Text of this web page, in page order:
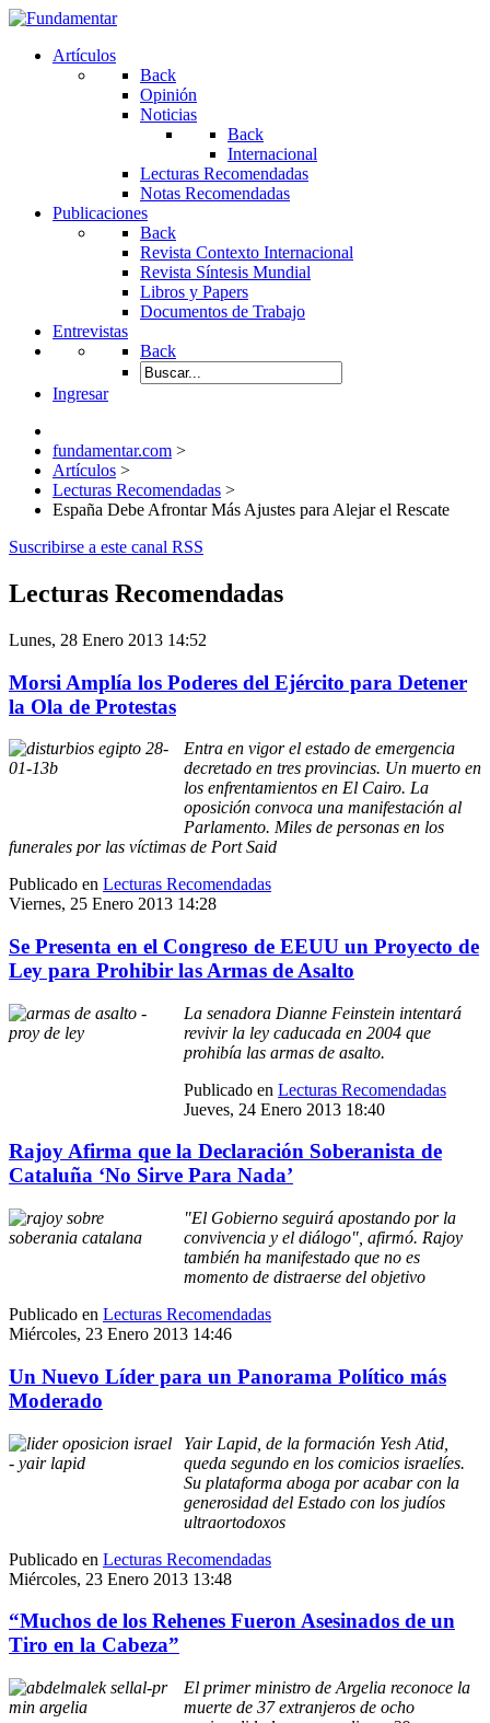
Artículos
Back
Opinión
Noticias
Back
Internacional
Lecturas Recomendadas
Notas Recomendadas
Publicaciones
Back
Revista Contexto Internacional
Revista Síntesis Mundial
Libros y Papers
Documentos de Trabajo
Entrevistas
Back
Ingresar
fundamentar.com >
Artículos >
Lecturas Recomendadas >
España Debe Afrontar Más Ajustes para Alejar el Rescate
Suscribirse a este canal RSS
Lecturas Recomendadas
Lunes, 28 Enero 2013 14:52
Morsi Amplía los Poderes del Ejército para Detener
la Ola de Protestas
Entra en vigor el estado de emergencia
decretado en tres provincias. Un muerto en
los enfrentamientos en El Cairo. La
oposición convoca una manifestación al
Parlamento. Miles de personas en los
funerales por las víctimas de Port Said
Publicado en Lecturas Recomendadas
Viernes, 25 Enero 2013 14:28
Se Presenta en el Congreso de EEUU un Proyecto de
Ley para Prohibir las Armas de Asalto
La senadora Dianne Feinstein intentará
revivir la ley caducada en 2004 que
prohibía las armas de asalto.
Publicado en Lecturas Recomendadas
Jueves, 24 Enero 2013 18:40
Rajoy Afirma que la Declaración Soberanista de
Cataluña ‘No Sirve Para Nada’
"El Gobierno seguirá apostando por la
convivencia y el diálogo", afirmó. Rajoy
también ha manifestado que no es
momento de distraerse del objetivo
Publicado en Lecturas Recomendadas
Miércoles, 23 Enero 2013 14:46
Un Nuevo Líder para un Panorama Político más
Moderado
Yair Lapid, de la formación Yesh Atid,
queda segundo en los comicios israelíes.
Su plataforma aboga por acabar con la
generosidad del Estado con los judíos
ultraortodoxos
Publicado en Lecturas Recomendadas
Miércoles, 23 Enero 2013 13:48
“Muchos de los Rehenes Fueron Asesinados de un
Tiro en la Cabeza”
El primer ministro de Argelia reconoce la
muerte de 37 extranjeros de ocho